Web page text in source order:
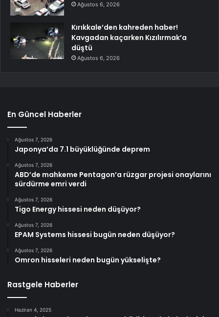
Ağustos 6, 2026
Kırıkkale’den kahreden haber!
Kavgadan kaçarken Kızılırmak’a
düştü
Ağustos 6, 2026
En Güncel Haberler
Ağustos 7, 2026
Japonya’da 7.1 büyüklüğünde deprem
Ağustos 7, 2026
ABD’de mahkeme Pentagon’a rüzgar projesi onaylarını
sürdürme emri verdi
Ağustos 7, 2026
Tigo Energy hissesi neden düşüyor?
Ağustos 7, 2026
EPAM Systems hissesi bugün neden düşüyor?
Ağustos 7, 2026
Omron hisseleri neden bugün yükselişte?
Rastgele Haberler
Haziran 4, 2025